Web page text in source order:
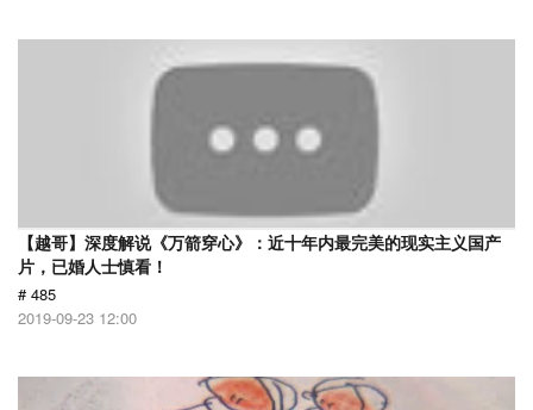
【越哥】深度解说《万箭穿心》：近十年内最完美的现实主义国产
片，已婚人士慎看！
# 485
2019-09-23 12:00